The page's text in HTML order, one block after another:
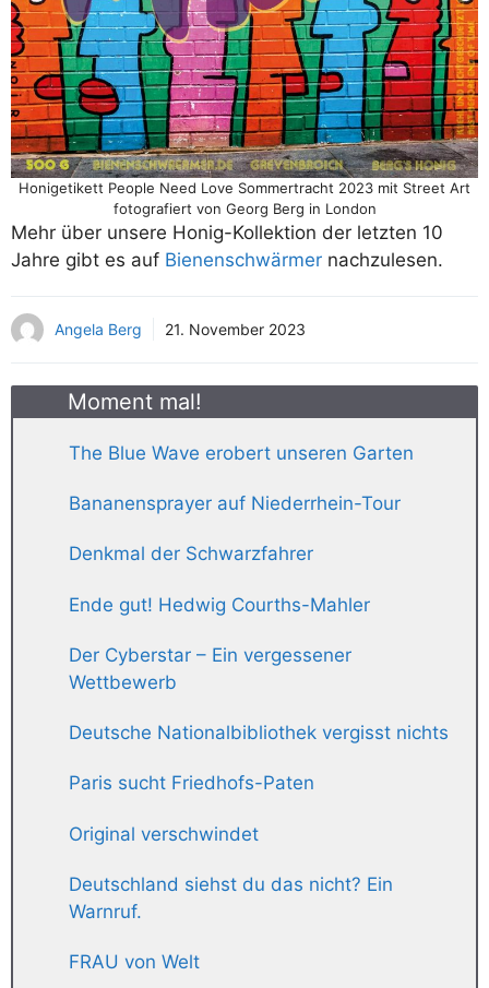
Honigetikett People Need Love Sommertracht 2023 mit Street Art
fotografiert von Georg Berg in London
Mehr über unsere Honig-Kollektion der letzten 10
Jahre gibt es auf Bienenschwärmer nachzulesen.
Angela Berg 21. November 2023
Moment mal!
The Blue Wave erobert unseren Garten
Bananensprayer auf Niederrhein-Tour
Denkmal der Schwarzfahrer
Ende gut! Hedwig Courths-Mahler
Der Cyberstar – Ein vergessener
Wettbewerb
Deutsche Nationalbibliothek vergisst nichts
Paris sucht Friedhofs-Paten
Original verschwindet
Deutschland siehst du das nicht? Ein
Warnruf.
FRAU von Welt